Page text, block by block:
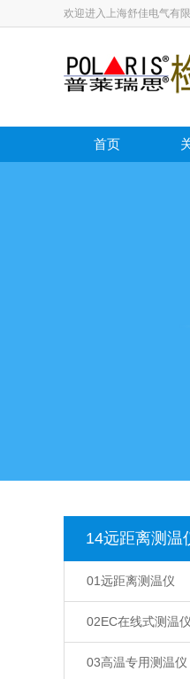
欢迎进入上海舒佳电气有
首页
14远距离测温
01远距离测温仪
02EC在线式测温仪
03高温专用测温仪